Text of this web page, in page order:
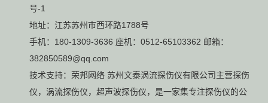
号-1
地址：江苏苏州市西环路1788号
手机：180-1309-3636 座机：0512-65103362 邮箱：
382850589@qq.com
技术支持： 荣邦网络苏州文泰涡流探伤仪有限公司主营探伤
仪， 涡流探伤仪， 超声波探伤仪，是一家集专注探伤仪的公